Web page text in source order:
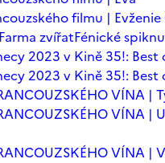
filmu |
Farma zvířatFénické
2023 v Kině 35!:
2023 v Kině 35!: Best
VÍNA |
VÍNA |
VÍNA |